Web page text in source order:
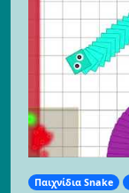
Παιχνίδια Snake